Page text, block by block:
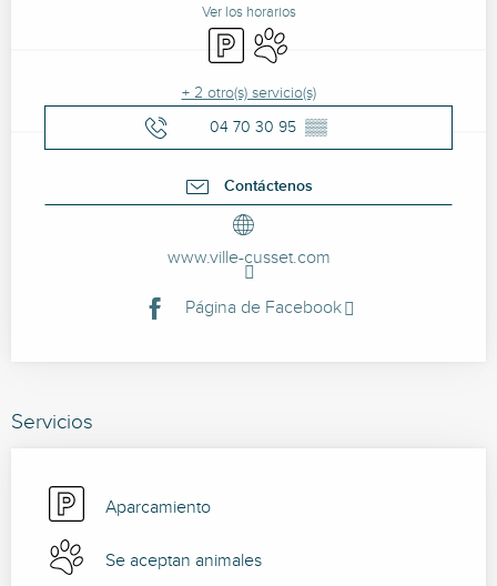
Ver los horarios
Aparcamiento
Se aceptan animales
+ 2 otro(s) servicio(s)
04 70 30 95 ▒▒
Contáctenos
www.ville-cusset.com
Página de Facebook
Servicios
Aparcamiento
Se aceptan animales